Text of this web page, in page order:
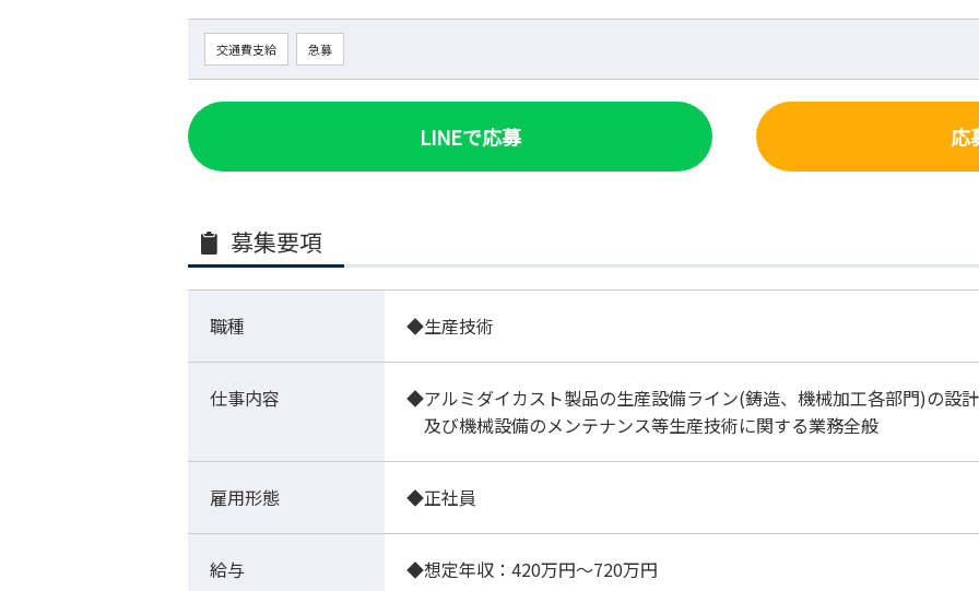
交通費支給 急募
LINEで応募 応
募集要項
職種 ◆生産技術
仕事内容
◆アルミダイカスト製品の生産設備ライン(鋳造、機械加工各部門)の設
及び機械設備のメンテナンス等生産技術に関する業務全般
雇用形態 ◆正社員
給与 ◆想定年収：420万円～720万円